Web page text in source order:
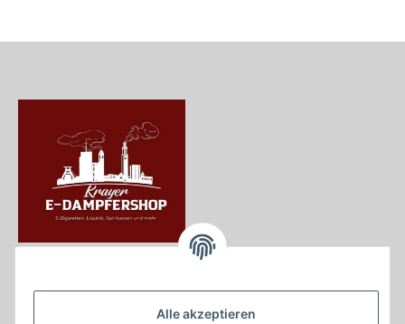
Alle akzeptieren
Krayerstraße 249